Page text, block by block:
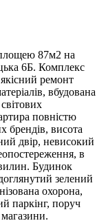
87м2 на
6Б. Комплекс
ремонт
вбудована
повністю
брендів, висота
двір, невисокий
в
Будинок
зелений
охорона,
паркінг, поруч